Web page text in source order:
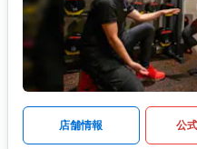
店舗情報 公